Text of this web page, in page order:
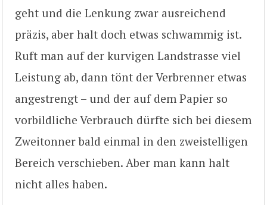
geht und die Lenkung zwar ausreichend
präzis, aber halt doch etwas schwammig ist.
Ruft man auf der kurvigen Landstrasse viel
Leistung ab, dann tönt der Verbrenner etwas
angestrengt – und der auf dem Papier so
vorbildliche Verbrauch dürfte sich bei diesem
Zweitonner bald einmal in den zweistelligen
Bereich verschieben. Aber man kann halt
nicht alles haben.